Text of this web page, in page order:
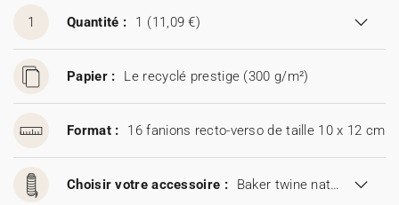
Codes promo
1 Quantité : 1 (11,09 €)
Papier : Le recyclé prestige (300 g/m²)
Format : 16 fanions recto-verso de taille 10 x 12 cm
Choisir votre accessoire : Baker twine naturel